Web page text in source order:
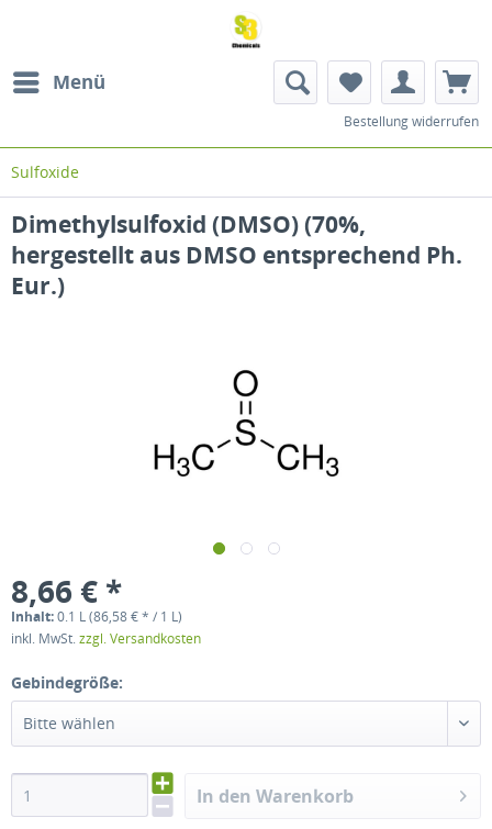
Menü
Bestellung widerrufen
Sulfoxide
Dimethylsulfoxid (DMSO) (70%,
hergestellt aus DMSO entsprechend Ph.
Eur.)
8,66 € *
Inhalt:0.1 L (86,58 € * / 1 L)
inkl. MwSt.zzgl. Versandkosten
Gebindegröße:
Bitte wählen
In den Warenkorb